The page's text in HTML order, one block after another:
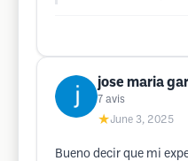
jose maria
7 avis
★June 3, 2025
Bueno decir que mi